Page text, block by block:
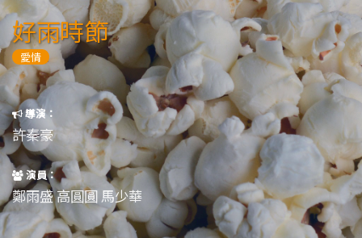
動畫
家庭
寫實紀錄
歌舞
成人
運動
特別/特輯
短片
一般
其他
好雨時節
愛情
導演：
許秦豪
演員：
鄭雨盛 高圓圓 馬少華